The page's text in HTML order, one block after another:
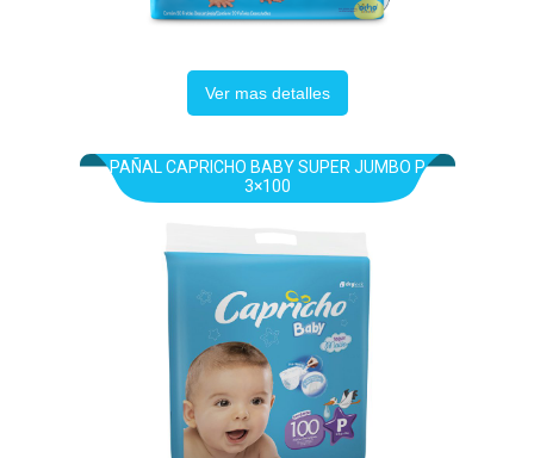
Ver mas detalles
PAÑAL CAPRICHO BABY SUPER JUMBO P
3×100